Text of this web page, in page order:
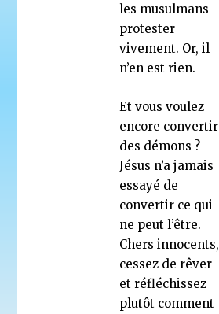
les musulmans
protester
vivement. Or, il
n’en est rien.
Et vous voulez
encore convertir
des démons ?
Jésus n’a jamais
essayé de
convertir ce qui
ne peut l’être.
Chers innocents,
cessez de rêver
et réfléchissez
plutôt comment